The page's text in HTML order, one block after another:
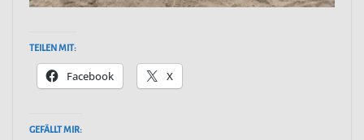
TEILEN MIT:
Facebook X
GEFÄLLT MIR: